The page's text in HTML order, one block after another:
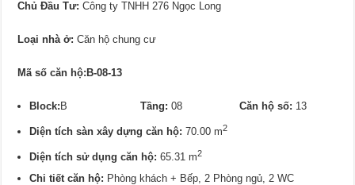
Chủ Đầu Tư: Công ty TNHH 276 Ngọc Long
Loại nhà ở: Căn hộ chung cư
Mã số căn hộ:B-08-13
Block:BTầng: 08Căn hộ số: 13
Diện tích sàn xây dựng căn hộ:70.00 m2
Diện tích sử dụng căn hộ: 65.31 m2
Chi tiết căn hộ: Phòng khách + Bếp, 2 Phòng ngủ, 2 WC